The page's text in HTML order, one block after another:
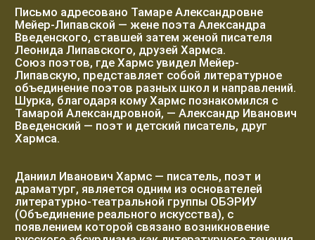
подражателей пишут свои произведения в
надежде уловить ту нить, ту струну, на которой
играл Хармс. Перешагнув более чем через
полвека, он вышел в первые драматурги эпохи,
сумев отразить в своем творчестве
дисгармоничность и абсурдность своего
времени, рассказав о нем неподражаемым
языком мастера.
Прочитал артист Илья Дель